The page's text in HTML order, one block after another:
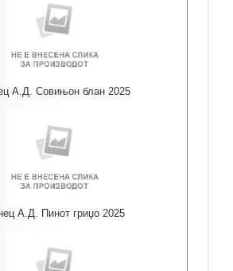
А.Д. Совињон блан 2025
А.Д. Пинот гриџо 2025